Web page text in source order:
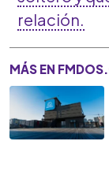
relación.
MÁS EN